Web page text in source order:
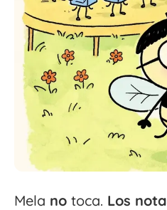
Mela no toca. Los nota